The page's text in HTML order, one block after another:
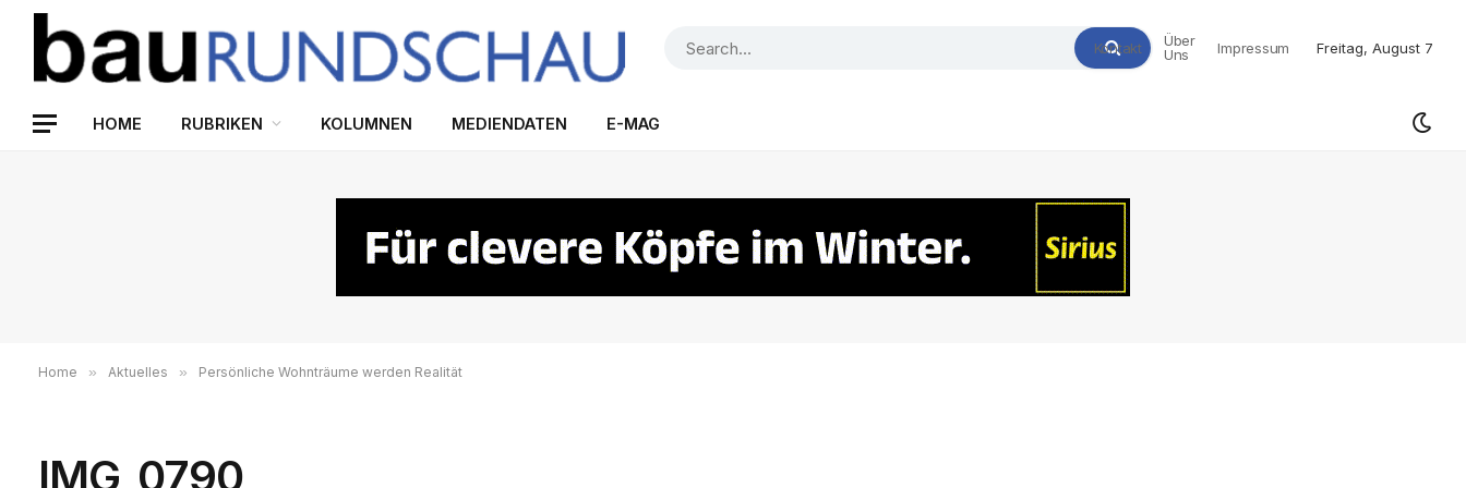
Kontakt
Über
Uns
Impressum Freitag, August 7
HOME RUBRIKEN KOLUMNEN MEDIENDATEN E-MAG
Home » Aktuelles » Persönliche Wohnträume werden Realität
IMG_0790